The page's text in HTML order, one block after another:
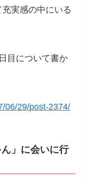
実感の中にいる
目について書か
06/29/post-2374/
」に会いに行